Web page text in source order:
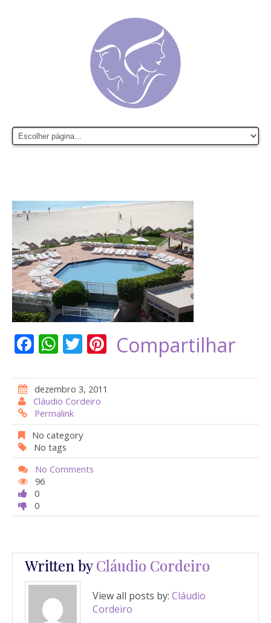
F
e
b
o
o
k
W
at
s
A
p
p
T
itt
er
Pi
er
st
Compartilhar
dezembro 3, 2011
Cláudio Cordeiro
Permalink
No category
No tags
No Comments
96
0
0
Written byCláudio Cordeiro
View all posts by: Cláudio
Cordeiro